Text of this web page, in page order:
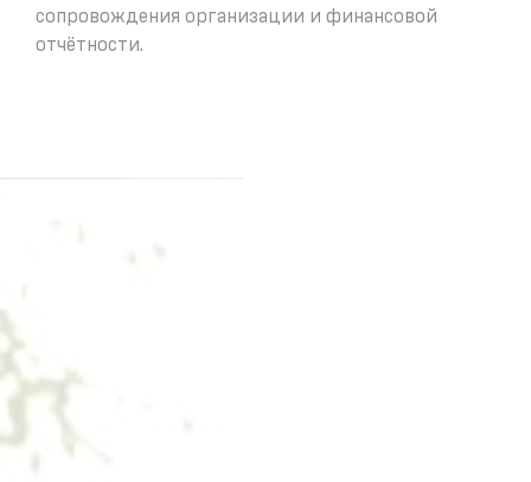
сопровождения организации и финансовой
отчётности.